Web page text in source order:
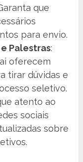
que
para envio.
Palestras:
oferecem
tirar dúvidas e
seletivo.
atento ao
sociais
sobre